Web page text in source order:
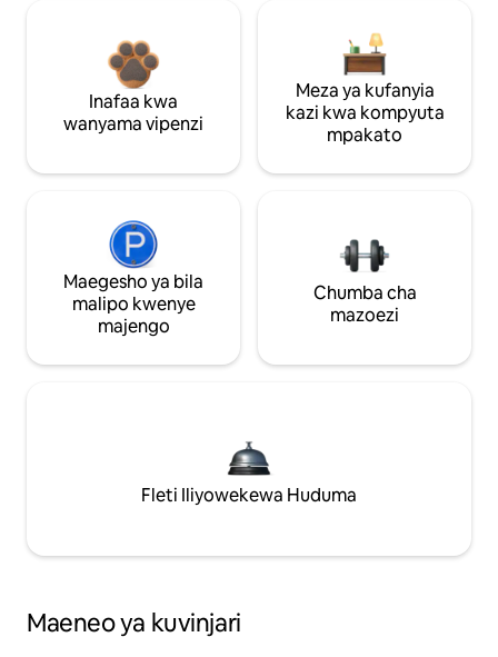
Inafaa kwa
wanyama vipenzi
Meza ya kufanyia
kazi kwa kompyuta
mpakato
Maegesho ya bila
malipo kwenye
majengo
Chumba cha
mazoezi
Fleti Iliyowekewa Huduma
Maeneo ya kuvinjari